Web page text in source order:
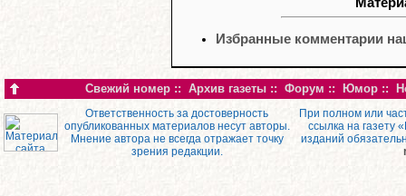
Избранные комментарии
Свежий номер :: Архив газеты :: Форум :: Юмор ::
Ответственность за достоверность
опубликованных материалов несут авторы.
Мнение автора не всегда отражает точку
зрения редакции.
При полном или
ссылка на газету
изданий